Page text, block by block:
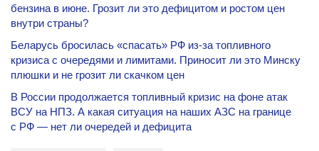
бензина в июне. Грозит ли это дефицитом и ростом цен
внутри страны?
Беларусь бросилась «спасать» РФ из-за топливного
кризиса с очередями и лимитами. Приносит ли это Минску
плюшки и не грозит ли скачком цен
В России продолжается топливный кризис на фоне атак
ВСУ на НПЗ. А какая ситуация на наших АЗС на границе
с РФ — нет ли очередей и дефицита